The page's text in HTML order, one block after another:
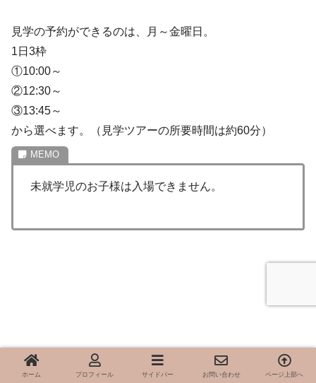
見学の予約ができるのは、月～金曜日。
1日3枠
①10:00～
②12:30～
③13:45～
から選べます。（見学ツアーの所要時間は約60分）
未就学児のお子様は入場できません。
ホーム プロフィール サイドバー お問い合わせ ページ上部へ